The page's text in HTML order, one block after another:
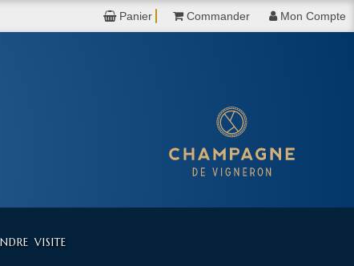
Panier Commander Mon Compte
visite